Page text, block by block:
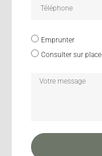
Emprunter
Consulter sur place